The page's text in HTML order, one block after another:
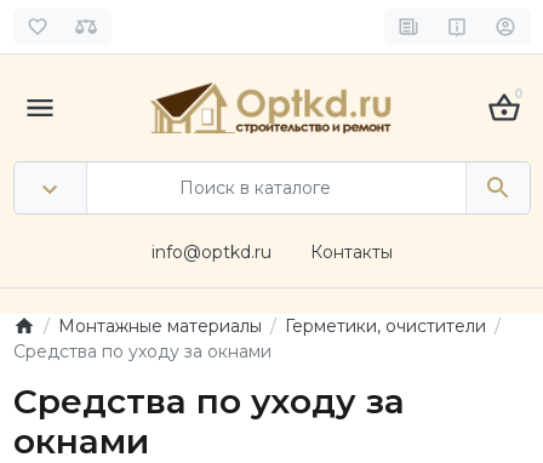
0
info@optkd.ru Контакты
Монтажные материалы
Герметики, очистители
Средства по уходу за окнами
Средства по уходу за
окнами